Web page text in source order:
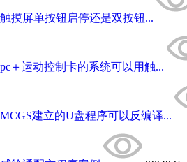
触摸屏单按钮启停还是双按钮...
pc＋运动控制卡的系统可以用触...
MCGS建立的U盘程序可以反编译...